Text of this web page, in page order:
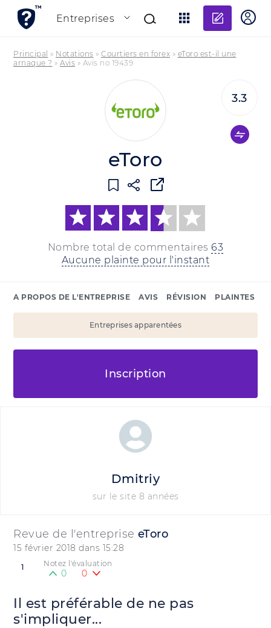
Entreprises
Principal » Notations » Courtiers en forex » eToro est-il une
arnaque ? » Avis » Avis no 19439
eToro
Nombre total de commentaires 63
Aucune plainte pour l'instant
3.3
A PROPOS DE L'ENTREPRISE AVIS RÉVISION PLAINTES
Entreprises apparentées
Inscription
Revue de l'entreprise eToro
15 février 2018 dans 15:28
1 Notez l'évaluation
0 0
Il est préférable de ne pas
s'impliquer...
Dmitriy
sur le site 8 années